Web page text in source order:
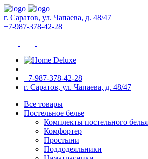
г. Саратов, ул. Чапаева, д. 48/47
+7-987-378-42-28
+7-987-378-42-28
г. Саратов, ул. Чапаева, д. 48/47
Все товары
Постельное белье
Комплекты постельного белья
Комфортер
Простыни
Поддодеяльники